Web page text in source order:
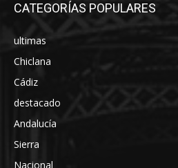
CATEGORÍAS POPULARES
ultimas
Chiclana
Cádiz
destacado
Andalucía
Sierra
Nacional